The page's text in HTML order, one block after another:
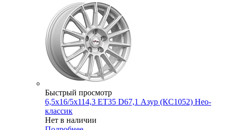
Быстрый просмотр
6,5x16/5x114,3 ET35 D67,1 Азур (КС1052) Нео-
классик
Нет в наличии